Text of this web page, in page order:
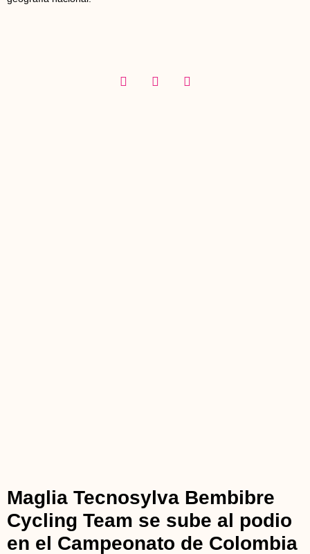
Maglia Tecnosylva Bembibre
Cycling Team se sube al podio
en el Campeonato de Colombia